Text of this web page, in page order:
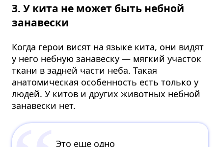
3. У кита не может быть небной
занавески
Когда герои висят на языке кита, они видят
у него небную занавеску — мягкий участок
ткани в задней части неба. Такая
анатомическая особенность есть только у
людей. У китов и других животных небной
занавески нет.
Это еще одно